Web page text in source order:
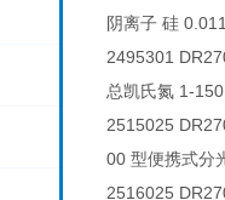
阴离子 硅
2495301
总凯氏氮 1-
2515025
00 型便携式分
2516025